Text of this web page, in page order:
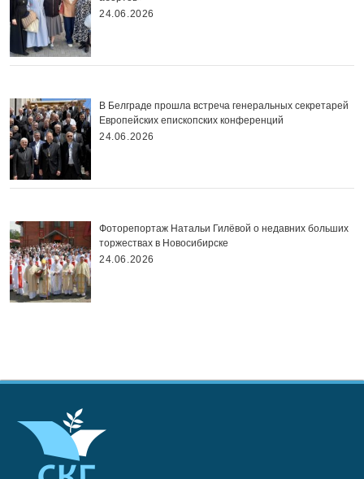
24.06.2026
В Белграде прошла встреча генеральных секретарей
Европейских епископских конференций
24.06.2026
Фоторепортаж Натальи Гилёвой о недавних больших
торжествах в Новосибирске
24.06.2026